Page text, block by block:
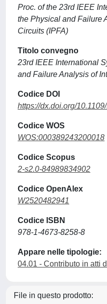
Proc. of the 23rd IEEE
the Physical and Failure
Circuits (IPFA)
Titolo convegno
23rd IEEE International
and Failure Analysis of
Codice DOI
https://dx.doi.org/
Codice WOS
WOS:000389243200018
Codice Scopus
2-s2.0-84989834902
Codice OpenAlex
W2520482941
Codice ISBN
978-1-4673-8258-8
Appare nelle tipologie:
04.01 - Contributo in atti
File in questo prodotto: